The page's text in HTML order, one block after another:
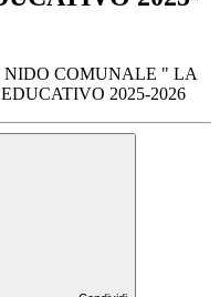
NIDO COMUNALE " LA
2025-2026